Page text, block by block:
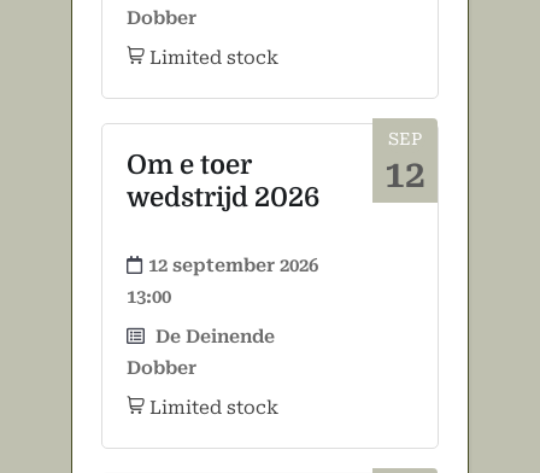
Dobber
Limited stock
SEP
12
Om e toer
wedstrijd 2026
12 september 2026
13:00
De Deinende
Dobber
Limited stock